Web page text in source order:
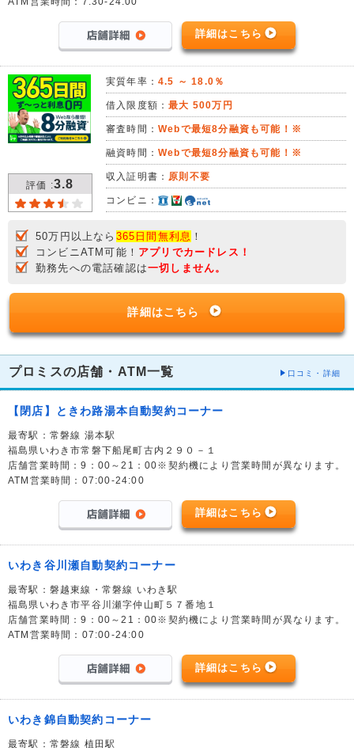
詳細はこちら
評価 :3.8
実質年率： 4.5 ～ 18.0％
借入限度額：最大 500万円
審査時間： Webで最短8分融資も可能！※
融資時間： Webで最短8分融資も可能！※
収入証明書： 原則不要
コンビニ：
50万円以上なら 365日間無利息 ！
コンビニATM可能！ アプリでカードレス！
勤務先への電話確認は一切しません。
詳細はこちら
プロミスの店舗・ATM一覧 口コミ・詳細
【閉店】ときわ路湯本自動契約コーナー
最寄駅：常磐線 湯本駅
福島県いわき市常磐下船尾町古内２９０－１
店舗営業時間：9：00～21：00※契約機により営業時間が異なります。
ATM営業時間：07:00-24:00
詳細はこちら
いわき谷川瀬自動契約コーナー
最寄駅：磐越東線・常磐線 いわき駅
福島県いわき市平谷川瀬字仲山町５７番地１
店舗営業時間：9：00～21：00※契約機により営業時間が異なります。
ATM営業時間：07:00-24:00
詳細はこちら
いわき錦自動契約コーナー
最寄駅：常磐線 植田駅